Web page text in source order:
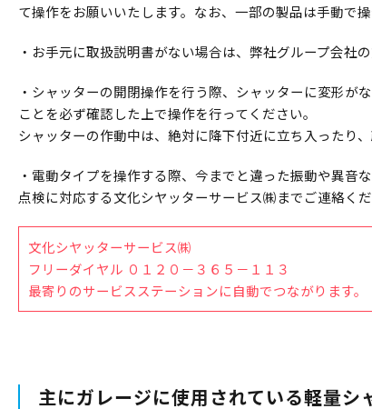
て操作をお願いいたします。なお、一部の製品は手動で
・お手元に取扱説明書がない場合は、弊社グループ会社
・シャッターの開閉操作を行う際、シャッターに変形が
ことを必ず確認した上で操作を行ってください。
シャッターの作動中は、絶対に降下付近に立ち入ったり
・電動タイプを操作する際、今までと違った振動や異音
点検に対応する文化シヤッターサービス㈱までご連絡くだ
文化シヤッターサービス㈱
フリーダイヤル ０１２０－３６５－１１３
最寄りのサービスステーションに自動でつながります。
主にガレージに使用されている軽量